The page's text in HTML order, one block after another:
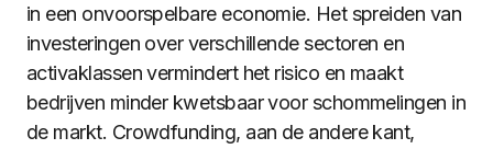
in een onvoorspelbare economie. Het spreiden van
investeringen over verschillende sectoren en
activaklassen vermindert het risico en maakt
bedrijven minder kwetsbaar voor schommelingen in
de markt. Crowdfunding, aan de andere kant,